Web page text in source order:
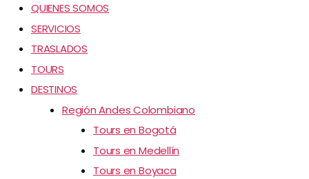
QUIENES SOMOS
SERVICIOS
TRASLADOS
TOURS
DESTINOS
Región Andes Colombiano
Tours en Bogotá
Tours en Medellín
Tours en Boyaca